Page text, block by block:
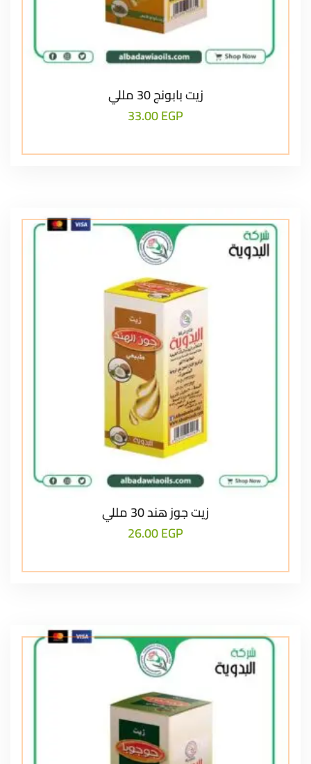
زيت بابونج 30 مللي
33.00EGP
زيت جوز هند 30 مللي
26.00EGP